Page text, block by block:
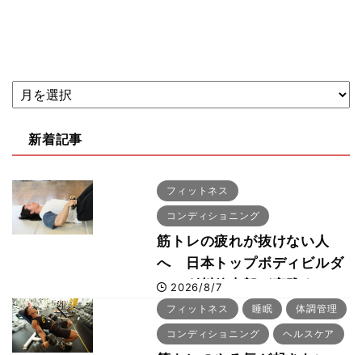
新着記事
フィットネス
コンディショニング
筋トレの疲れが抜けない人
へ 日本トップボディビルダ
ー・刈川啓志郎が実践する
「回復習慣」
2026/8/7
フィットネス 睡眠 体調管理
コンディショニング ヘルスケア